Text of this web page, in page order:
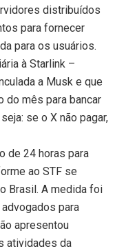
distribuídos
para fornecer
para os usuários.
à Starlink –
a Musk e que
do mês para bancar
se o X não pagar,
de 24 horas para
ao STF se
Brasil. A medida foi
para
apresentou
atividades da